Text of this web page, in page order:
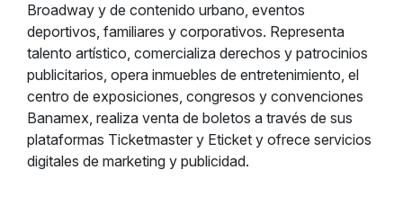
Broadway y de contenido urbano, eventos
deportivos, familiares y corporativos. Representa
talento artístico, comercializa derechos y patrocinios
publicitarios, opera inmuebles de entretenimiento, el
centro de exposiciones, congresos y convenciones
Banamex, realiza venta de boletos a través de sus
plataformas Ticketmaster y Eticket y ofrece servicios
digitales de marketing y publicidad.